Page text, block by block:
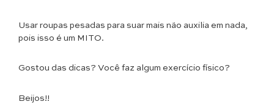
Usar roupas pesadas para suar mais não auxilia em nada,
pois isso é um MITO.
Gostou das dicas? Você faz algum exercício físico?
Beijos!!